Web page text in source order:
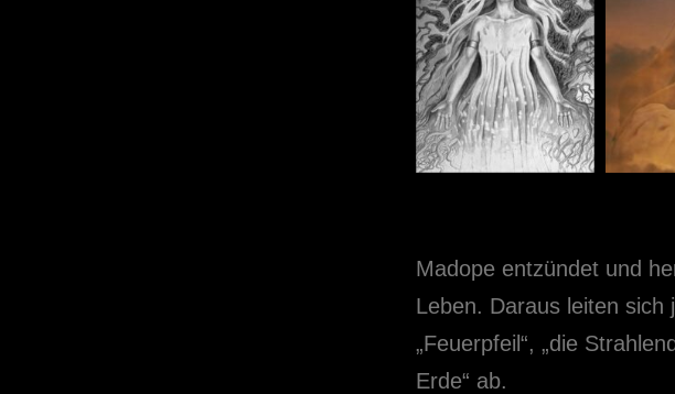
Madope entzündet und
Leben. Daraus leiten
„Feuerpfeil“, „die
Erde“ ab.